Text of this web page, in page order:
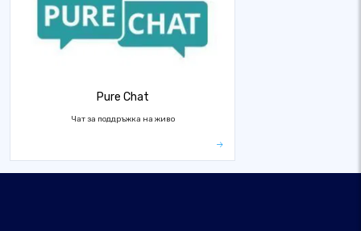
Pure Chat
Чат за поддръжка на живо